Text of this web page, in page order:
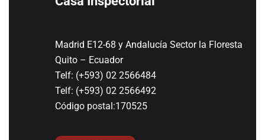
Madrid E12-68 y Andalucía Sector la Floresta
Quito – Ecuador
Telf: (+593) 02 2566484
Telf: (+593) 02 2566492
Código postal:170525